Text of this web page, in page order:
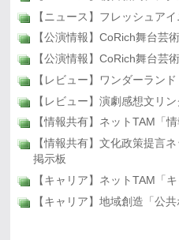
【ニュース】フレッシュアイ
【公演情報】CoRich舞台芸術
【公演情報】CoRich舞台芸
【レビュー】ワンダーランド
【レビュー】演劇感想文リン
【情報共有】ネットTAM「情
【情報共有】文化政策提言
掲示板
【キャリア】ネットTAM「
【キャリア】地域創造「公